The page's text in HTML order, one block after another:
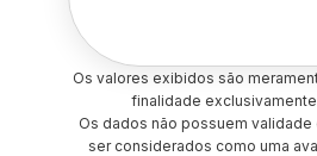
Os valores exibidos são
finalidade
Os dados não possuem
ser considerados como uma